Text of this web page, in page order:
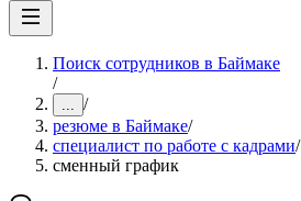
Поиск сотрудников в Баймаке
/
... /
резюме в Баймаке/
специалист по работе с кадрами/
сменный график